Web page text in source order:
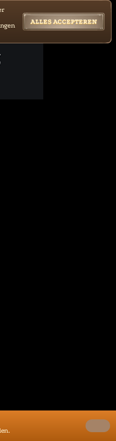
ALLES ACCEPTEREN